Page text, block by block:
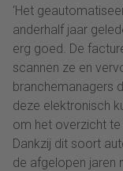
‘Het
anderhalf jaar
erg goed. De
scannen ze en
branchemanagers
deze elektronisch
om het overzicht te
Dankzij dit soort
de afgelopen jaren